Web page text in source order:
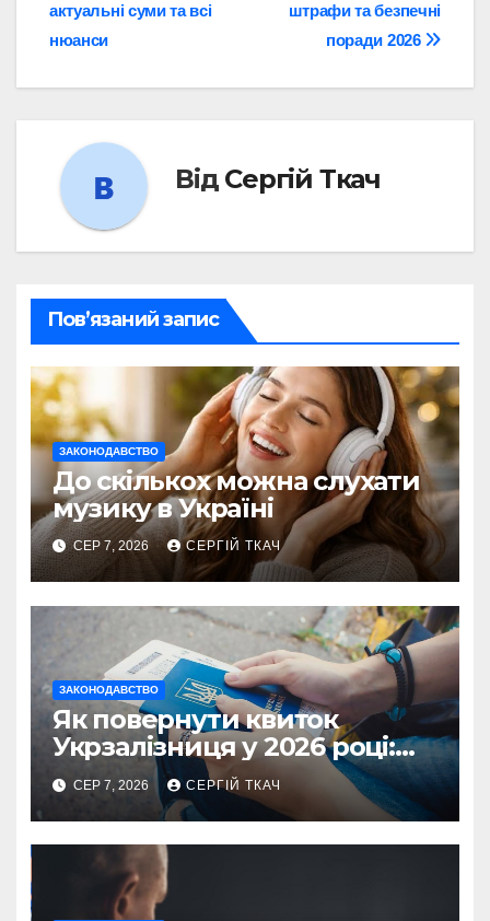
штрафи та безпечні
поради 2026
актуальні суми та всі
нюанси
Від Сергій Ткач
Пов’язаний запис
ЗАКОНОДАВСТВО
До скількох можна слухати
музику в Україні
СЕР 7, 2026 СЕРГІЙ ТКАЧ
ЗАКОНОДАВСТВО
Як повернути квиток
Укрзалізниця у 2026 році:
правила і суми
СЕР 7, 2026 СЕРГІЙ ТКАЧ